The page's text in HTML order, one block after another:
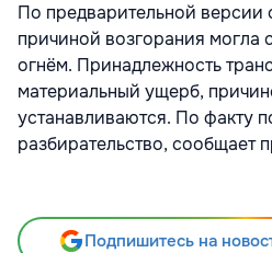
По предварительной версии
причиной возгорания могла
огнём. Принадлежность
материальный ущерб,
устанавливаются. По факту
разбирательство, сообщает
Подпишитесь на